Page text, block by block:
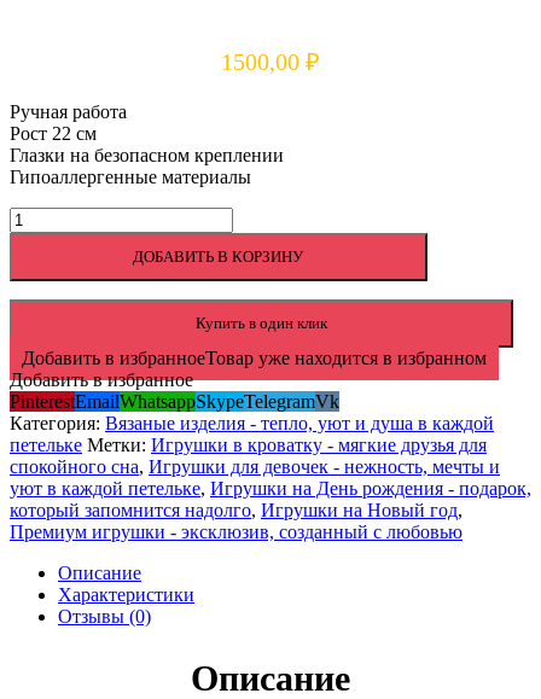
1500,00 ₽
Ручная работа
Рост 22 см
Глазки на безопасном креплении
Гипоаллергенные материалы
Количество
товара
Коровка
ДОБАВИТЬ В КОРЗИНУ
Купить в один клик
Добавить в избранноеТовар уже находится в избранном
Добавить в избранное
PinterestEmailWhatsappSkypeTelegramVk
Категория: Вязаные изделия - тепло, уют и душа в каждой
петельке Метки: Игрушки в кроватку - мягкие друзья для
спокойного сна, Игрушки для девочек - нежность, мечты и
уют в каждой петельке, Игрушки на День рождения - подарок,
который запомнится надолго, Игрушки на Новый год,
Премиум игрушки - эксклюзив, созданный с любовью
Описание
Характеристики
Отзывы (0)
Описание